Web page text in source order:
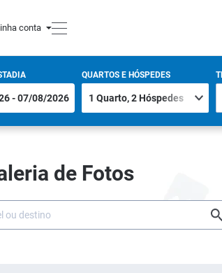
conta
QUARTOS E HÓSPEDES
de Fotos